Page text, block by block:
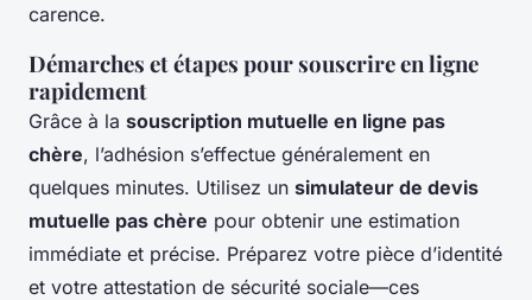
carence.
Démarches et étapes pour souscrire en ligne
rapidement
Grâce à la souscription mutuelle en ligne pas
chère, l’adhésion s’effectue généralement en
quelques minutes. Utilisez un simulateur de devis
mutuelle pas chère pour obtenir une estimation
immédiate et précise. Préparez votre pièce d’identité
et votre attestation de sécurité sociale—ces